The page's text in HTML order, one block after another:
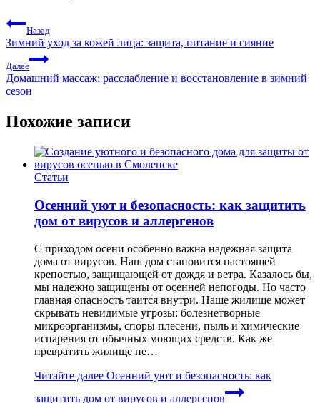
Назад
Зимний уход за кожей лица: защита, питание и сияние
Далее
Домашний массаж: расслабление и восстановление в зимний
сезон
Похожие записи
Статьи
Осенний уют и безопасность: как защитить
дом от вирусов и аллергенов
С приходом осени особенно важна надежная защита
дома от вирусов. Наш дом становится настоящей
крепостью, защищающей от дождя и ветра. Казалось бы,
мы надежно защищены от осенней непогоды. Но часто
главная опасность таится внутри. Наше жилище может
скрывать невидимые угрозы: болезнетворные
микроорганизмы, споры плесени, пыль и химические
испарения от обычных моющих средств. Как же
превратить жилище не…
Читайте далее Осенний уют и безопасность: как
защитить дом от вирусов и аллергенов